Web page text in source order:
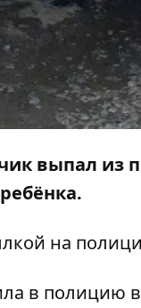
выпал из
на
в полицию